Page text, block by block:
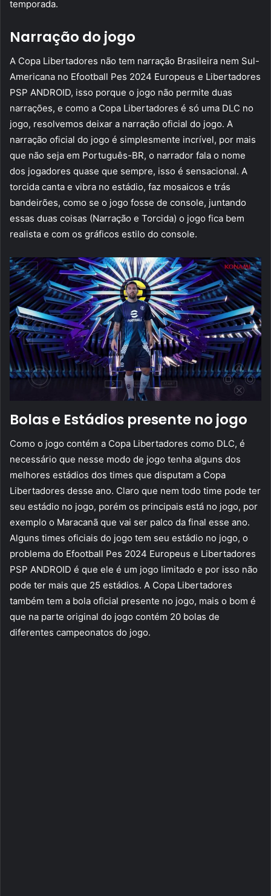
temporada.
Narração do jogo
A Copa Libertadores não tem narração Brasileira nem Sul-
Americana no Efootball Pes 2024 Europeus e Libertadores
PSP ANDROID, isso porque o jogo não permite duas
narrações, e como a Copa Libertadores é só uma DLC no
jogo, resolvemos deixar a narração oficial do jogo. A
narração oficial do jogo é simplesmente incrível, por mais
que não seja em Português-BR, o narrador fala o nome
dos jogadores quase que sempre, isso é sensacional. A
torcida canta e vibra no estádio, faz mosaicos e trás
bandeirões, como se o jogo fosse de console, juntando
essas duas coisas (Narração e Torcida) o jogo fica bem
realista e com os gráficos estilo do console.
Bolas e Estádios presente no jogo
Como o jogo contém a Copa Libertadores como DLC, é
necessário que nesse modo de jogo tenha alguns dos
melhores estádios dos times que disputam a Copa
Libertadores desse ano. Claro que nem todo time pode ter
seu estádio no jogo, porém os principais está no jogo, por
exemplo o Maracanã que vai ser palco da final esse ano.
Alguns times oficiais do jogo tem seu estádio no jogo, o
problema do Efootball Pes 2024 Europeus e Libertadores
PSP ANDROID é que ele é um jogo limitado e por isso não
pode ter mais que 25 estádios. A Copa Libertadores
também tem a bola oficial presente no jogo, mais o bom é
que na parte original do jogo contém 20 bolas de
diferentes campeonatos do jogo.